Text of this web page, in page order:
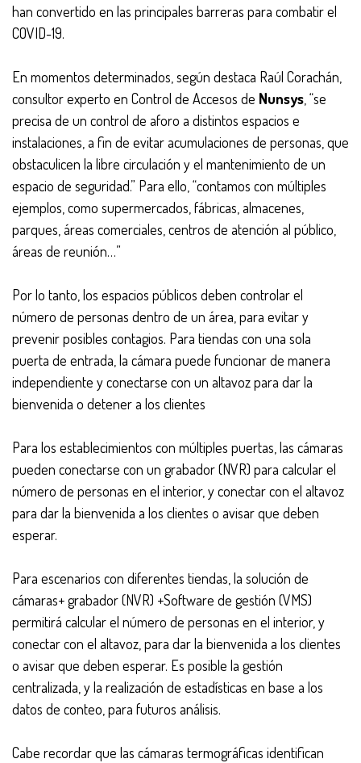
han convertido en las principales barreras para combatir el
COVID-19.
En momentos determinados, según destaca Raúl Corachán,
consultor experto en Control de Accesos de Nunsys , “se
precisa de un control de aforo a distintos espacios e
instalaciones, a fin de evitar acumulaciones de personas, que
obstaculicen la libre circulación y el mantenimiento de un
espacio de seguridad.” Para ello, “contamos con múltiples
ejemplos, como supermercados, fábricas, almacenes,
parques, áreas comerciales, centros de atención al público,
áreas de reunión…”
Por lo tanto, los espacios públicos deben controlar el
número de personas dentro de un área, para evitar y
prevenir posibles contagios. Para tiendas con una sola
puerta de entrada, la cámara puede funcionar de manera
independiente y conectarse con un altavoz para dar la
bienvenida o detener a los clientes
Para los establecimientos con múltiples puertas, las cámaras
pueden conectarse con un grabador (NVR) para calcular el
número de personas en el interior, y conectar con el altavoz
para dar la bienvenida a los clientes o avisar que deben
esperar.
Para escenarios con diferentes tiendas, la solución de
cámaras+ grabador (NVR) +Software de gestión (VMS)
permitirá calcular el número de personas en el interior, y
conectar con el altavoz, para dar la bienvenida a los clientes
o avisar que deben esperar. Es posible la gestión
centralizada, y la realización de estadísticas en base a los
datos de conteo, para futuros análisis.
Cabe recordar que las cámaras termográficas identifican